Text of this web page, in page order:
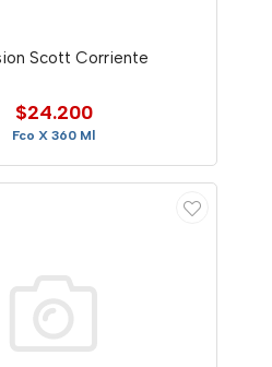
Scott Corriente
$24.200
Fco X 360 Ml